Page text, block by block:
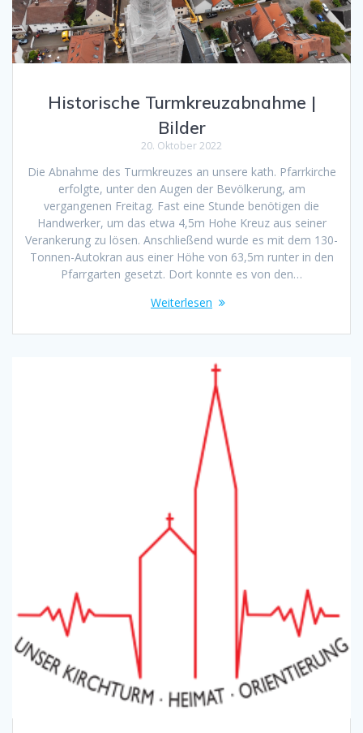
Historische Turmkreuzabnahme |
Bilder
20. Oktober 2022
Die Abnahme des Turmkreuzes an unsere kath. Pfarrkirche
erfolgte, unter den Augen der Bevölkerung, am
vergangenen Freitag. Fast eine Stunde benötigen die
Handwerker, um das etwa 4,5m Hohe Kreuz aus seiner
Verankerung zu lösen. Anschließend wurde es mit dem 130-
Tonnen-Autokran aus einer Höhe von 63,5m runter in den
Pfarrgarten gesetzt. Dort konnte es von den…
Weiterlesen